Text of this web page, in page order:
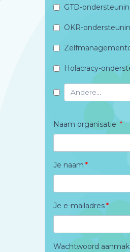
GTD-
OKR-
Holacracy-
Naam organisatie
Je naam
Je e-mailadres
Wachtwoord